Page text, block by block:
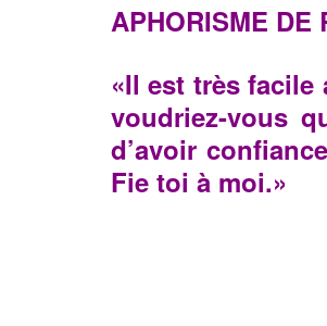
APHORISME DE
«Il est très facile
voudriez-vous
d’avoir
Fie toi à moi.»